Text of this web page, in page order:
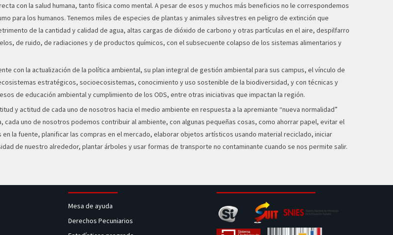
con la salud humana, tanto física como mental. A pesar de esos y muchos más beneficios no le correspondemos
para los humanos. Tenemos miles de especies de plantas y animales silvestres en peligro de extinción que
de la cantidad y calidad de agua, altas cargas de dióxido de carbono y otras partículas en el aire, despilfarro
de ruido, de radiaciones y de productos químicos, con el subsecuente colapso de los sistemas alimentarios y
con la actualización de la política ambiental, su plan integral de gestión ambiental para sus campus, el vínculo de
estratégicos, socioecosistemas, conocimiento y uso sostenible de la biodiversidad, y con técnicas y
de educación ambiental y cumplimiento de los ODS, entre otras iniciativas que impactan la región.
y actitud de cada uno de nosotros hacia el medio ambiente en respuesta a la apremiante “nueva normalidad”
cada uno de nosotros podemos contribuir al ambiente, con algunas pequeñas cosas, como ahorrar papel, evitar el
la fuente, planificar las compras en el mercado, elaborar objetos artísticos usando material reciclado, iniciar
de nuestro alrededor, plantar árboles y usar formas de transporte no contaminante cuando se nos permite salir.
Mesa de ayuda
Derechos Pecuniarios